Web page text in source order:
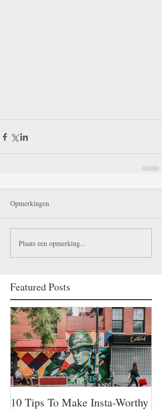
Opmerkingen
Plaats een opmerking...
Featured Posts
10 Tips To Make Insta-Worthy